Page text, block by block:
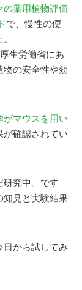
の薬用植物評価
で、慢性の便
生労働省にあ
の安全性や効
マウスを用い
確認されてい
研究中。です
知見と実験結果
から試してみ